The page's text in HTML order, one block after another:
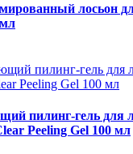
лосьон
пилинг-гель для
Peeling Gel 100 мл